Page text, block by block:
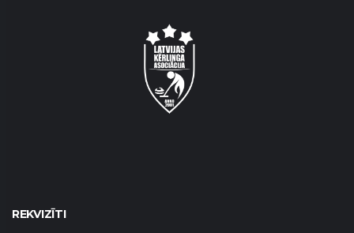
REKVIZĪTI